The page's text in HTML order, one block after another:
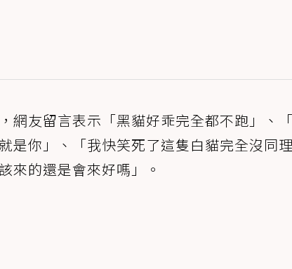
網友留言表示「黑貓好乖完全都不跑」、
是你」、「我快笑死了這隻白貓完全沒同理
來的還是會來好嗎」。